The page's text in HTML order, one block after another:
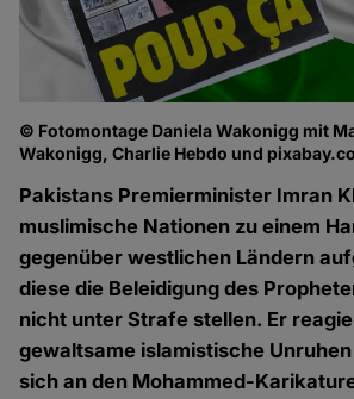
© Fotomontage Daniela Wakonigg mit
Wakonigg, Charlie Hebdo und
Pakistans Premierminister Imran
muslimische Nationen zu einem
gegenüber westlichen Ländern
diese die Beleidigung des
nicht unter Strafe stellen. Er
gewaltsame islamistische
sich an den Mohammed-